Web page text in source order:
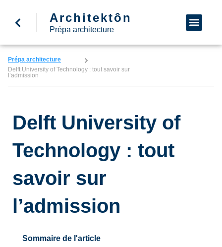
Architektôn
Prépa architecture
Prépa architecture
Delft University of Technology : tout savoir sur
l’admission
Delft University of
Technology : tout
savoir sur
l’admission
Sommaire de l'article